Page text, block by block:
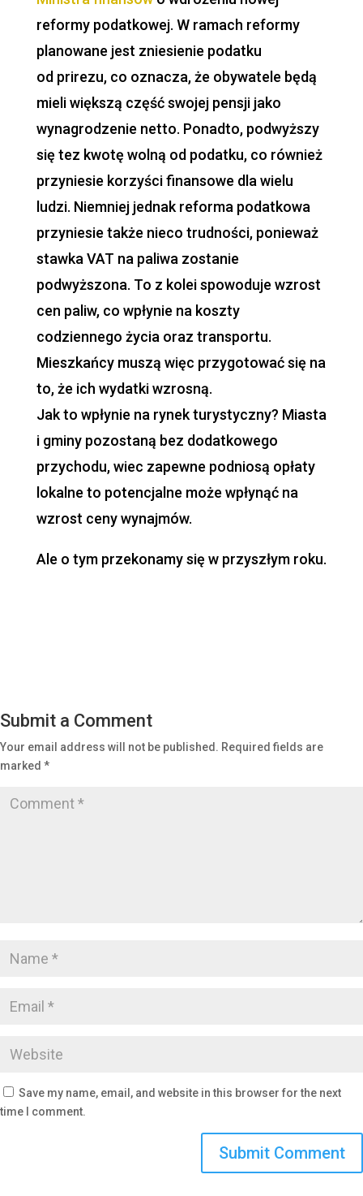
reformy podatkowej. W ramach reformy
planowane jest zniesienie podatku
od prirezu, co oznacza, że obywatele będą
mieli większą część swojej pensji jako
wynagrodzenie netto. Ponadto, podwyższy
się tez kwotę wolną od podatku, co również
przyniesie korzyści finansowe dla wielu
ludzi. Niemniej jednak reforma podatkowa
przyniesie także nieco trudności, ponieważ
stawka VAT na paliwa zostanie
podwyższona. To z kolei spowoduje wzrost
cen paliw, co wpłynie na koszty
codziennego życia oraz transportu.
Mieszkańcy muszą więc przygotować się na
to, że ich wydatki wzrosną.
Jak to wpłynie na rynek turystyczny? Miasta
i gminy pozostaną bez dodatkowego
przychodu, wiec zapewne podniosą opłaty
lokalne to potencjalne może wpłynąć na
wzrost ceny wynajmów.
Ale o tym przekonamy się w przyszłym roku.
Submit a Comment
Your email address will not be published. Required fields are
marked *
Save my name, email, and website in this browser for the next
time I comment.